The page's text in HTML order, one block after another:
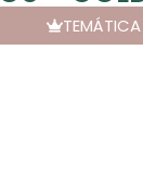
TEMÁTICA